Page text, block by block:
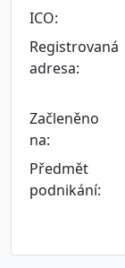
ICO:
Registrovaná
adresa:
Začleněno
na:
Předmět
podnikání: